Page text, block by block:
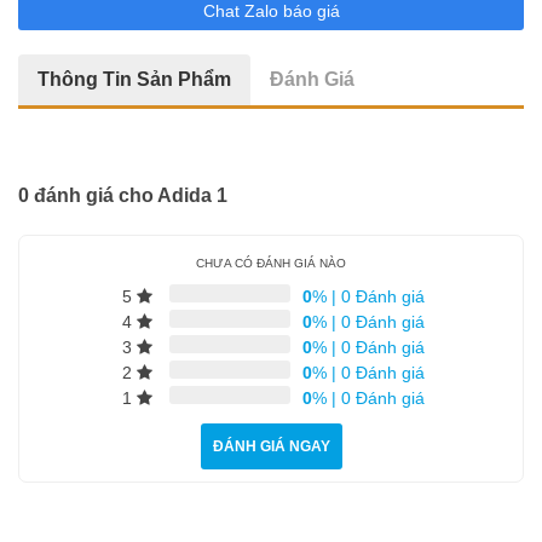
18 Vị La Hán
Quan Âm Tự Tại
Bổn Sư Thích Ca
Chat Zalo báo giá
Thông Tin Sản Phẩm Đánh Giá
0 đánh giá cho Adida 1
CHƯA CÓ ĐÁNH GIÁ NÀO
5 0%| 0 Đánh giá
4
0%| 0 Đánh giá
3
0%| 0 Đánh giá
2
0%| 0 Đánh giá
1
0%| 0 Đánh giá
ĐÁNH GIÁ NGAY